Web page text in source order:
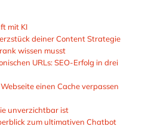
mit KI
deiner Content Strategie
wissen musst
URLs: SEO-Erfolg in drei
einen Cache verpassen
unverzichtbar ist
zum ultimativen Chatbot